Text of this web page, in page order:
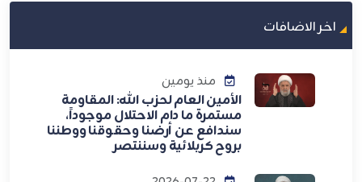
اخر الاضافات
منذ يومين
الأمين العام لحزب الله: المقاومة
مستمرة ما دام الاحتلال موجوداً،
سندافع عن أرضنا وحقوقنا ووطننا
بروح كربلائية وسننتصر